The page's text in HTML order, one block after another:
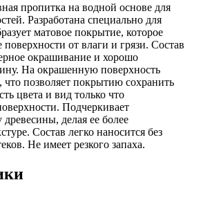
пропитка на водной основе для
Разработана специально для
матовое покрытие, которое
от влаги и грязи. Состав
окрашивание и хорошо
На окрашенную поверхность
позволяет покрытию сохранить
цвета и вид только что
Подчеркивает
древесины, делая ее более
Состав легко наносится без
Не имеет резкого запаха.